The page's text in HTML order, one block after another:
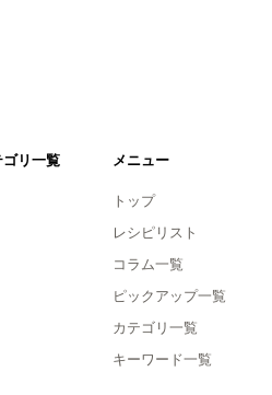
ゴリ一覧 メニュー
トップ
レシピリスト
コラム一覧
ピックアップ一覧
カテゴリ一覧
キーワード一覧